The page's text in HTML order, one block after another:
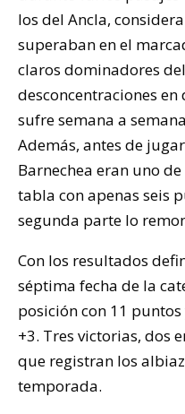
los del Ancla,
superaban en el
claros dominadores
desconcentraciones en
sufre semana a
Además, antes de
Barnechea eran uno
tabla con apenas seis
segunda parte lo
Con los resultados
séptima fecha de la
posición con 11
+3. Tres victorias, dos
que registran los
temporada.